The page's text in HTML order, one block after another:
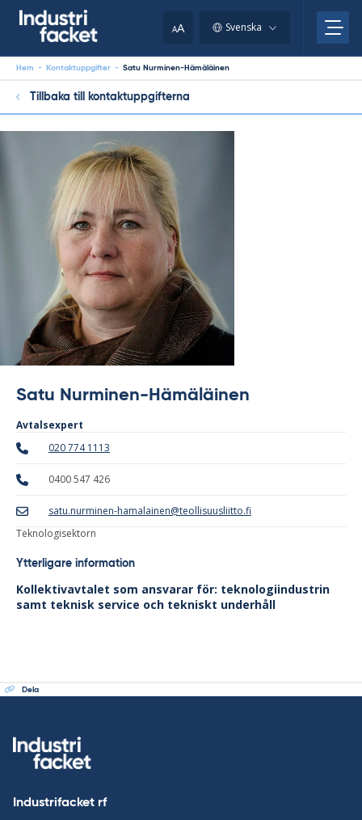
AA Svenska
Hem - Kontaktuppgifter - Satu Nurminen-Hämäläinen
Tillbaka till kontaktuppgifterna
Satu Nurminen-Hämäläinen
Avtalsexpert
020 774 1113
0400 547 426
satu.nurminen-hamalainen@teollisuusliitto.fi
Teknologisektorn
Ytterligare information
Kollektivavtalet som ansvarar för: teknologiindustrin
samt teknisk service och tekniskt underhåll
Dela
Industrifacket rf